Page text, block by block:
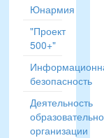
Юнармия
"Проект
500+"
безопасность
Деятельность
организации